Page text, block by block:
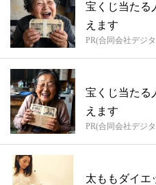
宝くじ当たる
えます
PR(合同会社デジ
宝くじ当たる
えます
PR(合同会社デジ
太ももダイエ